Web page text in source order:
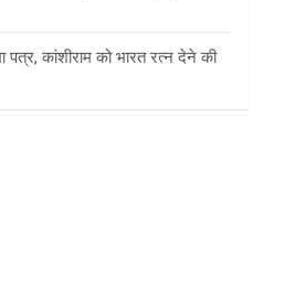
पत्र, कांशीराम को भारत रत्न देने की